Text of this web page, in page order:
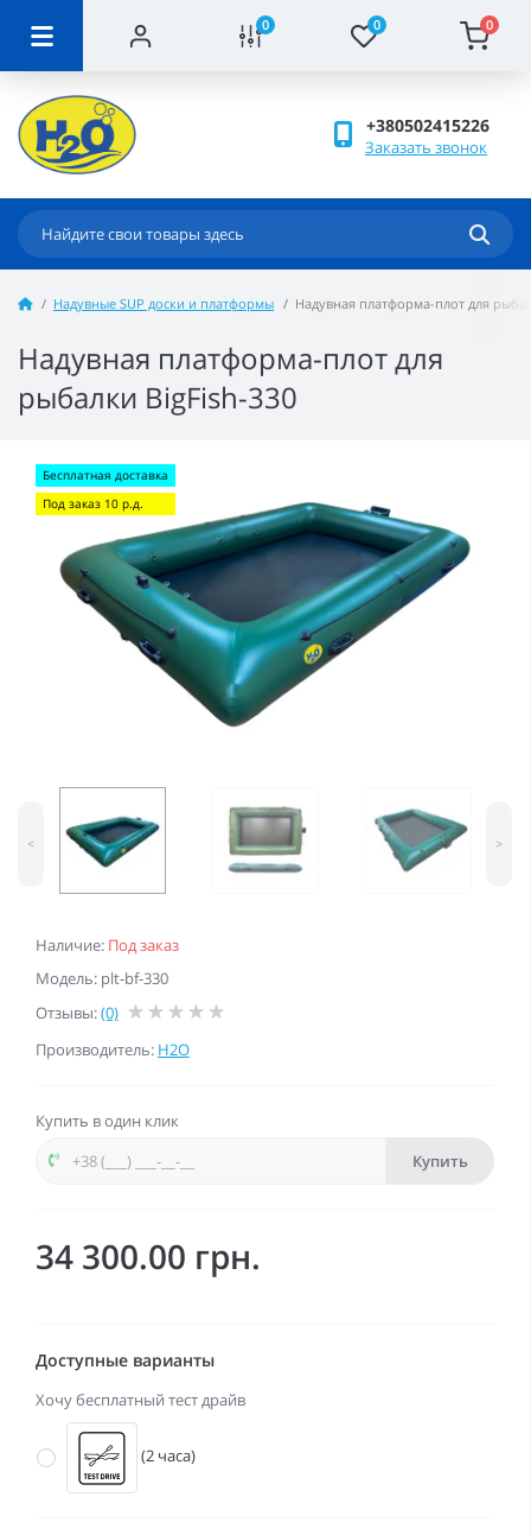
0 0 0
+380502415226
Заказать звонок
Надувные SUP доски и платформы Надувная платформа-плот для
Надувная платформа-плот для
рыбалки BigFish-330
Наличие: Под заказ
Модель: plt-bf-330
Отзывы:(0)
Производитель: H2O
Бесплатная доставка
Под заказ 10 р.д.
< >
Купить в один клик
Купить
34 300.00 грн.
Доступные варианты
Хочу бесплатный тест драйв
(2 часа)